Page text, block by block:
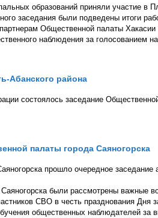
образований приняли участие в
заседания были подведены итоги
Общественной палаты
наблюдения за голосованием
Абанского района
состоялось заседание
палаты города Саяногорска
прошло очередное
были рассмотрены важные
СВО в честь празднования Дня
общественных наблюдателей за